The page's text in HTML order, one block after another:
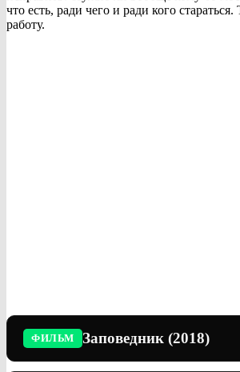
что есть, ради чего и ради кого
работу.
ФИЛЬМ Заповедник (2018)